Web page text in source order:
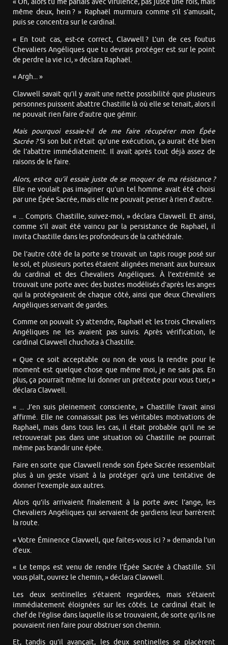
« Oh, alors tu me parlais avec virulence, pas juste une fois, mais
même deux, hein ? » Raphaël murmura comme s’il s’amusait,
puis se concentra sur le cardinal.
« En tout cas, est-ce correct, Clavwell ? L’un de ces foutus
Chevaliers Angéliques que tu devrais protéger est sur le point
de perdre la vie ici, » déclara Raphaël.
« Argh... »
Clavwell savait qu’il y avait une nette possibilité que plusieurs
personnes puissent abattre Chastille là où elle se tenait, alors il
ne pouvait rien faire d’autre que gémir.
Mais pourquoi essaie-t-il de me faire récupérer mon Épée
Sacrée ?Si son but n’était qu’une exécution, ça aurait été bien
de l’abattre immédiatement. Il avait après tout déjà assez de
raisons de le faire.
Alors, est-ce qu’il essaie juste de se moquer de ma résistance ?
Elle ne voulait pas imaginer qu’un tel homme avait été choisi
par une Épée Sacrée, mais elle ne pouvait penser à rien d’autre.
« ... Compris. Chastille, suivez-moi, » déclara Clavwell. Et ainsi,
comme s’il avait été vaincu par la persistance de Raphaël, il
invita Chastille dans les profondeurs de la cathédrale.
De l’autre côté de la porte se trouvait un tapis rouge posé sur
le sol, et plusieurs portes étaient alignées menant aux bureaux
du cardinal et des Chevaliers Angéliques. À l’extrémité se
trouvait une porte avec des bustes modélisés d’après les anges
qui la protégeaient de chaque côté, ainsi que deux Chevaliers
Angéliques servant de gardes.
Comme on pouvait s’y attendre, Raphaël et les trois Chevaliers
Angéliques ne les avaient pas suivis. Après vérification, le
cardinal Clavwell chuchota à Chastille.
« Que ce soit acceptable ou non de vous la rendre pour le
moment est quelque chose que même moi, je ne sais pas. En
plus, ça pourrait même lui donner un prétexte pour vous tuer, »
déclara Clavwell.
« ... J’en suis pleinement consciente, » Chastille l’avait ainsi
affirmé. Elle ne connaissait pas les véritables motivations de
Raphaël, mais dans tous les cas, il était probable qu’il ne se
retrouverait pas dans une situation où Chastille ne pourrait
même pas brandir une épée.
Faire en sorte que Clavwell rende son Épée Sacrée ressemblait
plus à un geste visant à la protéger qu’à une tentative de
donner l’exemple aux autres.
Alors qu’ils arrivaient finalement à la porte avec l’ange, les
Chevaliers Angéliques qui servaient de gardiens leur barrèrent
la route.
« Votre Éminence Clavwell, que faites-vous ici ? » demanda l’un
d’eux.
« Le temps est venu de rendre l’Épée Sacrée à Chastille. S’il
vous plaît, ouvrez le chemin, » déclara Clavwell.
Les deux sentinelles s’étaient regardées, mais s’étaient
immédiatement éloignées sur les côtés. Le cardinal était le
chef de l’église dans laquelle ils se trouvaient, de sorte qu’ils ne
pouvaient rien faire pour obstruer son chemin.
Et, tandis qu’il avançait, les deux sentinelles se placèrent